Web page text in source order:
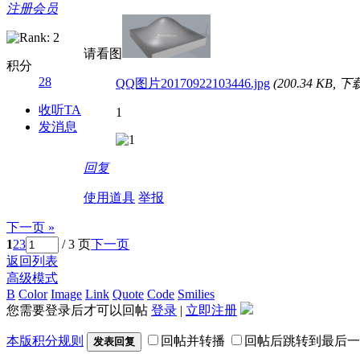
注册会员
积分
28
收听TA
发消息
请看图
QQ图片20170922103446.jpg (200.34 KB, 下
1
回复
使用道具 举报
下一页 »
123 / 3 页下一页
返回列表
高级模式
B Color Image Link Quote Code Smilies
您需要登录后才可以回帖 登录 | 立即注册
本版积分规则 发表回复 回帖并转播 回帖后跳转到最后